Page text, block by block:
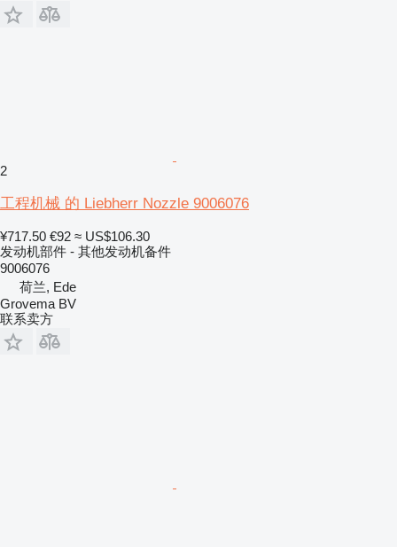
2
工程机械 的 Liebherr Nozzle 9006076
¥717.50 €92 ≈ US$106.30
发动机部件 - 其他发动机备件
9006076
荷兰, Ede
Grovema BV
联系卖方